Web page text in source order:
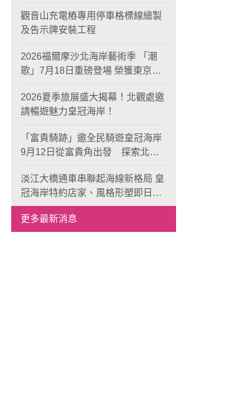
觀音山充電樁專用停車格標線繪製
及告示牌安裝工程
2026福爾摩沙北海岸藝術季 「潮
歌」7月18日重磅登場 榮獲東京設
2026夏季旅展盛大揭幕！北觀處邀
請暢遊魅力皇冠海岸！
「富貴騎跡」邀全民騎遊皇冠海岸
9月12日從富貴角出發 探索北海
淡江大橋通車串聯起海線新格局 皇
冠海岸特約店家、風格形塑即日起
開放報名
更多最新消息